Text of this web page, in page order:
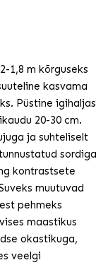
1,8 m kõrguseks
kasvama
Püstine igihaljas
20-30 cm.
ja suhteliselt
sordiga
kontrastsete
muutuvad
pehmeks
maastikus
okastikuga,
veelgi